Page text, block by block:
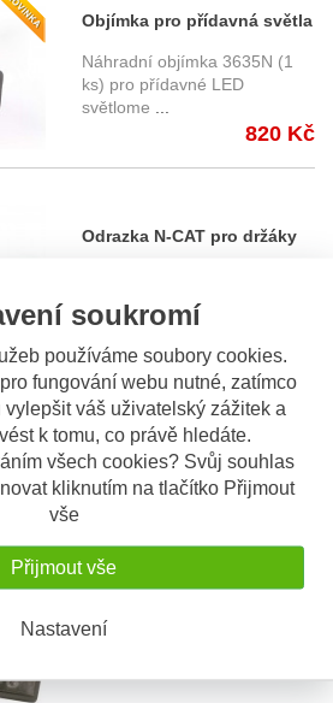
soukromí
používáme soubory cookies.
fungování webu nutné, zatímco
váš uživatelský zážitek a
k tomu, co právě hledáte.
všech cookies? Svůj souhlas
kliknutím na tlačítko Přijmout
vše
Přijmout vše
Nastavení
Objímka pro přídavná světla
PUIG 3489N
Náhradní objímka 3635N (1
ks) pro přídavné LED
světlome
820 Kč
Odrazka N-CAT pro držáky
všechny typy SPZ, kompletní
s n...
430 Kč
homologovaná 1058359
Samolepící odrazka.
Homologovaná pro silniční